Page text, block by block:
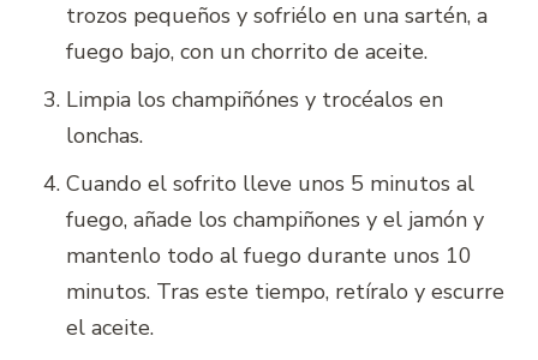
trozos pequeños y sofriélo en una sartén, a
fuego bajo, con un chorrito de aceite.
Limpia los champiñónes y trocéalos en
lonchas.
Cuando el sofrito lleve unos 5 minutos al
fuego, añade los champiñones y el jamón y
mantenlo todo al fuego durante unos 10
minutos. Tras este tiempo, retíralo y escurre
el aceite.